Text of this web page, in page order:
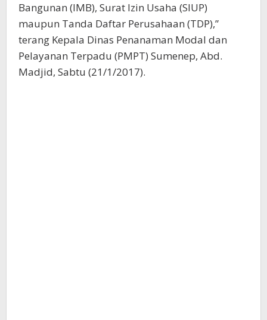
Bangunan (IMB), Surat Izin Usaha (SIUP)
maupun Tanda Daftar Perusahaan (TDP),”
terang Kepala Dinas Penanaman Modal dan
Pelayanan Terpadu (PMPT) Sumenep, Abd.
Madjid, Sabtu (21/1/2017).